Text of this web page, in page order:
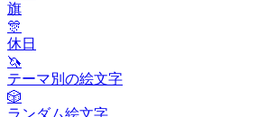
旗
🎊
休日
🦄
テーマ別の絵文字
🎲
ランダム絵文字